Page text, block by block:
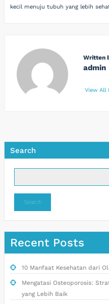
kecil menuju tubuh yang lebih
Written
admin
View All
Search
Search
Recent Posts
10 Manfaat Kesehatan dari
Mengatasi Osteoporosis:
yang Lebih Baik